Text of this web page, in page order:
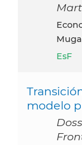
Economistas sin Fronteras -Euskal Herriko
EsF
modelo